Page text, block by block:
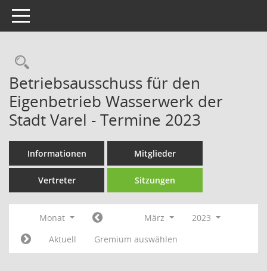
Toggle navigation
Rechercheauswahl
Betriebsausschuss für den
Eigenbetrieb Wasserwerk der
Stadt Varel - Termine 2023
Informationen Mitglieder
Vertreter Sitzungen
Monat März
2023
Aktuell
Gremium auswählen